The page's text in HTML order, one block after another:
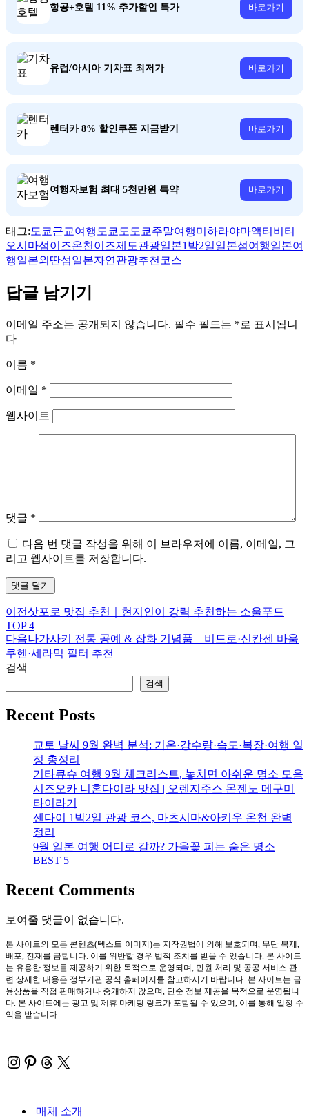
항공+호텔 11% 추가할인 특가 바로가기
유럽/아시아 기차표 최저가 바로가기
렌터카 8% 할인쿠폰 지금받기 바로가기
여행자보험 최대 5천만원 특약 바로가기
태그:도쿄근교여행 도쿄도 도쿄주말여행미하라야마액티비티
오시마섬이즈온천 이즈제도관광일본1박2일일본섬여행일본여
행일본외딴섬일본자연관광추천코스
답글 남기기
이메일 주소는 공개되지 않습니다. 필수 필드는 *로 표시됩니
다
이름 *
이메일 *
웹사이트
댓글 *
다음 번 댓글 작성을 위해 이 브라우저에 이름, 이메일, 그
리고 웹사이트를 저장합니다.
이전삿포로 맛집 추천｜현지인이 강력 추천하는 소울푸드
TOP 4
다음나가사키 전통 공예 & 잡화 기념품 – 비드로·신칸센 바움
쿠헨·세라믹 필터 추천
검색
검색
Recent Posts
교토 날씨 9월 완벽 분석: 기온·강수량·습도·복장·여행 일
정 총정리
기타큐슈 여행 9월 체크리스트, 놓치면 아쉬운 명소 모음
시즈오카 니혼다이라 맛집 | 오렌지주스 몬젠노 메구미
타이라기
센다이 1박2일 관광 코스, 마츠시마&아키우 온천 완벽
정리
9월 일본 여행 어디로 갈까? 가을꽃 피는 숨은 명소
BEST 5
Recent Comments
보여줄 댓글이 없습니다.
본 사이트의 모든 콘텐츠(텍스트·이미지)는 저작권법에 의해 보호되며, 무단 복제,
배포, 전재를 금합니다. 이를 위반할 경우 법적 조치를 받을 수 있습니다. 본 사이트
는 유용한 정보를 제공하기 위한 목적으로 운영되며, 민원 처리 및 공공 서비스 관
련 상세한 내용은 정부기관 공식 홈페이지를 참고하시기 바랍니다. 본 사이트는 금
융상품을 직접 판매하거나 중개하지 않으며, 단순 정보 제공을 목적으로 운영됩니
다. 본 사이트에는 광고 및 제휴 마케팅 링크가 포함될 수 있으며, 이를 통해 일정 수
익을 받습니다.
Instagram
Pinterest
Threads
X
매체 소개